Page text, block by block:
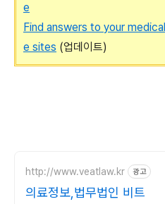
e
Find answers to your
e sites (업데이트)
http://www.veatlaw.kr 광고
의료정보,법무법인 비트